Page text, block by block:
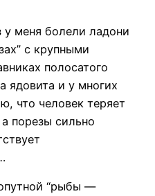
болели ладони
с крупными
полосатого
ядовита и у многих
что человек теряет
порезы сильно
“рыбы —